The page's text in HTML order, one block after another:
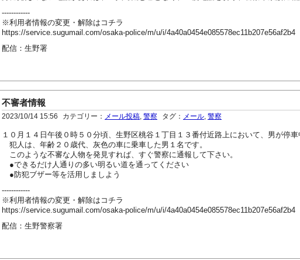
------------
※利用者情報の変更・解除はコチラ
https://service.sugumail.com/osaka-police/m/u/i/4a40a0454e085578ec11b207e56af2b4
配信：生野署
不審者情報
2023/10/14 15:56 カテゴリー： メール投稿 警察 タグ： メール 警察
１０月１４日午後０時５０分頃、生野区桃谷１丁目１３番付近路上において、男が停
犯人は、年齢２０歳代、灰色の車に乗車した男１名です。
このような不審な人物を発見すれば、すぐ警察に通報して下さい。
●できるだけ人通りの多い明るい道を通ってください
●防犯ブザー等を活用しましよう
------------
※利用者情報の変更・解除はコチラ
https://service.sugumail.com/osaka-police/m/u/i/4a40a0454e085578ec11b207e56af2b4
配信：生野警察署